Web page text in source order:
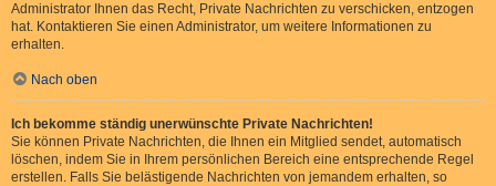
Administrator Ihnen das Recht, Private Nachrichten zu verschicken, entzogen
hat. Kontaktieren Sie einen Administrator, um weitere Informationen zu
erhalten.
Nach oben
Ich bekomme ständig unerwünschte Private Nachrichten!
Sie können Private Nachrichten, die Ihnen ein Mitglied sendet, automatisch
löschen, indem Sie in Ihrem persönlichen Bereich eine entsprechende Regel
erstellen. Falls Sie belästigende Nachrichten von jemandem erhalten, so